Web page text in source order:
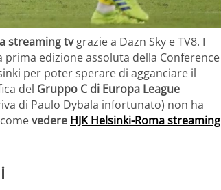
streaming tvgrazie a Dazn Sky e TV8. I
prima edizione assoluta della Conference
per poter sperare di agganciare il
del Gruppo C di Europa League
di Paulo Dybala infortunato) non ha
vedere HJK Helsinki-Roma streaming